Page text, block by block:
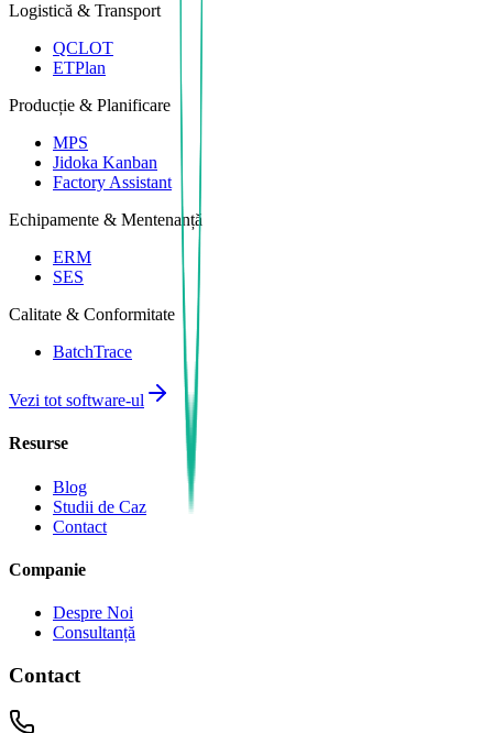
Logistică & Transport
QCLOT
ETPlan
Producție & Planificare
MPS
Jidoka Kanban
Factory Assistant
Echipamente & Mentenanță
ERM
SES
Calitate & Conformitate
BatchTrace
Vezi tot software-ul
Resurse
Blog
Studii de Caz
Contact
Companie
Despre Noi
Consultanță
Contact